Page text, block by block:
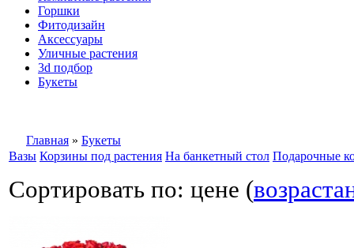
Горшки
Фитодизайн
Аксессуары
Уличные растения
3d подбор
Букеты
Главная » Букеты
Вазы Корзины под растения На банкетный стол Подарочные
Сортировать по: цене (